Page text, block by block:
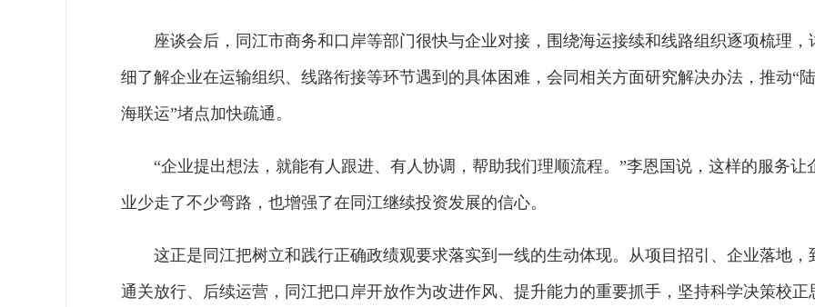
座谈会后，同江市商务和口岸等部门很快与企业对接，围绕海运接续和线路组织逐项梳理，
细了解企业在运输组织、线路衔接等环节遇到的具体困难，会同相关方面研究解决办法，推动“陆
海联运”堵点加快疏通。
“企业提出想法，就能有人跟进、有人协调，帮助我们理顺流程。”李恩国说，这样的服务让
业少走了不少弯路，也增强了在同江继续投资发展的信心。
这正是同江把树立和践行正确政绩观要求落实到一线的生动体现。从项目招引、企业落地，
通关放行、后续运营，同江把口岸开放作为改进作风、提升能力的重要抓手，坚持科学决策校正